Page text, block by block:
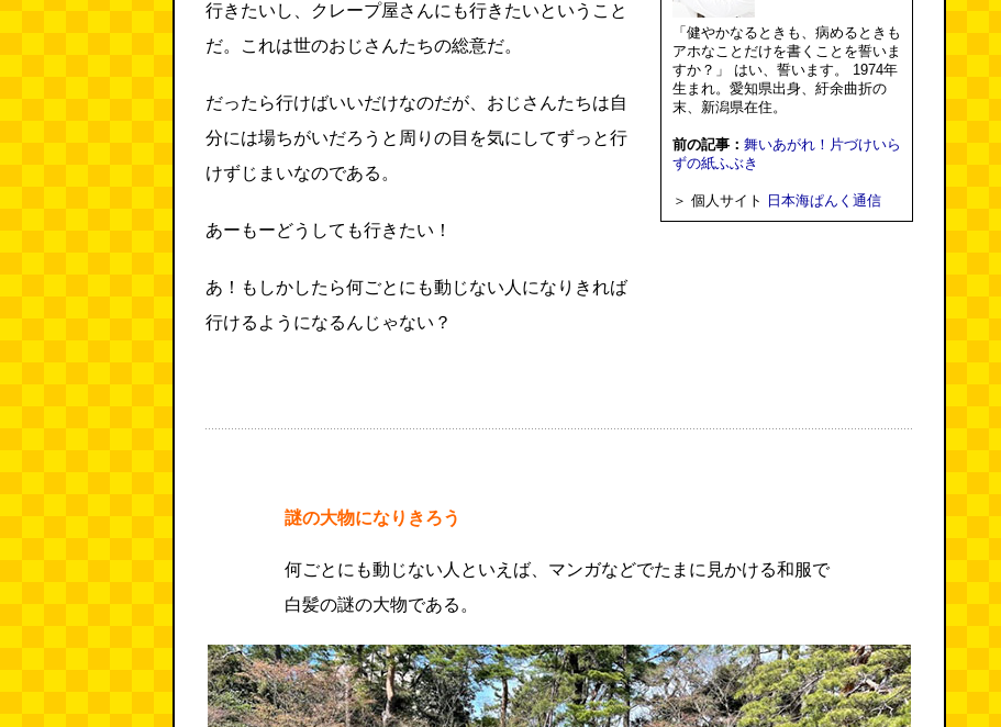
行きたいし、クレープ屋さんにも行きたいということ
だ。これは世のおじさんたちの総意だ。
だったら行けばいいだけなのだが、おじさんたちは自
分には場ちがいだろうと周りの目を気にしてずっと行
けずじまいなのである。
あーもーどうしても行きたい！
あ！もしかしたら何ごとにも動じない人になりきれば
行けるようになるんじゃない？
「健やかなるときも、病めるときも
アホなことだけを書くことを誓いま
すか？」 はい、誓います。 1974年
生まれ。愛知県出身、紆余曲折の
末、新潟県在住。
前の記事： 舞いあがれ！片づけいら
ずの紙ふぶき
＞ 個人サイト 日本海ぱんく通信
謎の大物になりきろう
何ごとにも動じない人といえば、マンガなどでたまに見かける和服で
白髪の謎の大物である。